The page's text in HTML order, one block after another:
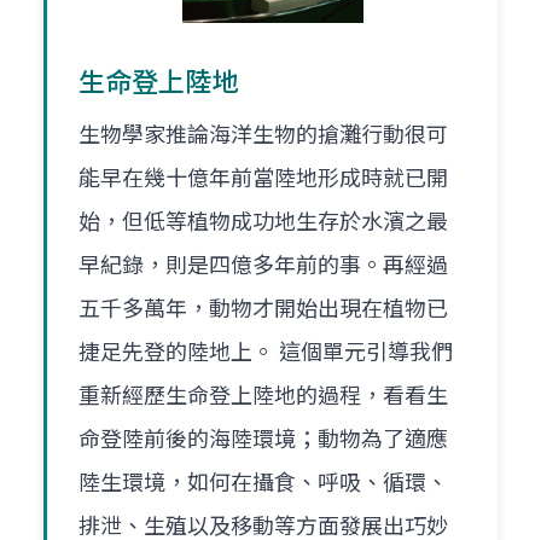
生命登上陸地
生物學家推論海洋生物的搶灘行動很可
能早在幾十億年前當陸地形成時就已開
始，但低等植物成功地生存於水濱之最
早紀錄，則是四億多年前的事。再經過
五千多萬年，動物才開始出現在植物已
捷足先登的陸地上。 這個單元引導我們
重新經歷生命登上陸地的過程，看看生
命登陸前後的海陸環境；動物為了適應
陸生環境，如何在攝食、呼吸、循環、
排泄、生殖以及移動等方面發展出巧妙